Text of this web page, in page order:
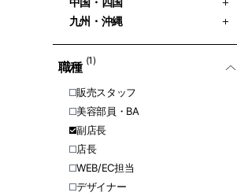
九州・沖縄
職種 (1)
販売スタッフ
美容部員・BA
副店長
店長
WEB/EC担当
デザイナー